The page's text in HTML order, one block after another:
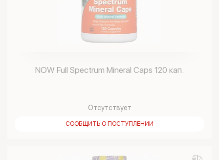
NOW Full Spectrum Mineral Caps 120 кап.
Отсутствует
СООБЩИТЬ О ПОСТУПЛЕНИИ